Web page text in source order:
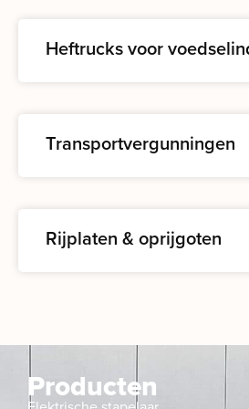
Heftrucks voor
Transportvergunningen
Rijplaten & oprijgoten
Producten